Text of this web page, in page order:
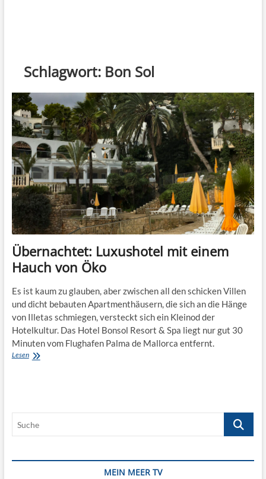
Schlagwort: Bon Sol
Übernachtet: Luxushotel mit einem
Hauch von Öko
Es ist kaum zu glauben, aber zwischen all den schicken Villen
und dicht bebauten Apartmenthäusern, die sich an die Hänge
von Illetas schmiegen, versteckt sich ein Kleinod der
Hotelkultur. Das Hotel Bonsol Resort & Spa liegt nur gut 30
Minuten vom Flughafen Palma de Mallorca entfernt.
LesenÜbernachtet:
Suche
MEIN MEER TV